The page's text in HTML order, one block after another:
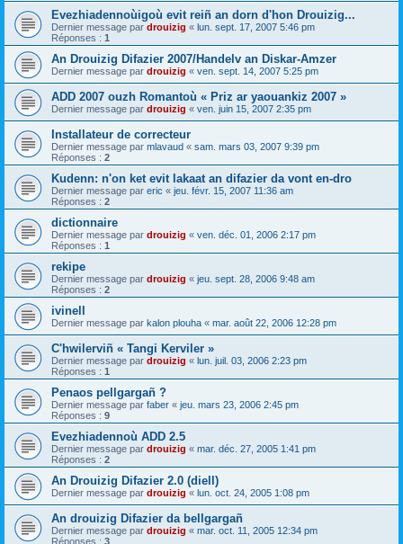
Evezhiadennoùigoù evit reiñ an dorn d'hon Drouizig...
Dernier message par drouizig « lun. sept. 17, 2007 5:46 pm
Réponses : 1
An Drouizig Difazier 2007/Handelv an Diskar-Amzer
Dernier message par drouizig « ven. sept. 14, 2007 5:25 pm
ADD 2007 ouzh Romantoù « Priz ar yaouankiz 2007 »
Dernier message par drouizig « ven. juin 15, 2007 2:35 pm
Installateur de correcteur
Dernier message par mlavaud « sam. mars 03, 2007 9:39 pm
Réponses : 2
Kudenn: n'on ket evit lakaat an difazier da vont en-dro
Dernier message par eric « jeu. févr. 15, 2007 11:36 am
Réponses : 2
dictionnaire
Dernier message par drouizig « ven. déc. 01, 2006 2:17 pm
Réponses : 1
rekipe
Dernier message par drouizig « jeu. sept. 28, 2006 9:48 am
Réponses : 2
ivinell
Dernier message par kalon plouha « mar. août 22, 2006 12:28 pm
C'hwilerviñ « Tangi Kerviler »
Dernier message par drouizig « lun. juil. 03, 2006 2:23 pm
Réponses : 1
Penaos pellgargañ ?
Dernier message par faber « jeu. mars 23, 2006 2:45 pm
Réponses : 9
Evezhiadennoù ADD 2.5
Dernier message par drouizig « mar. déc. 27, 2005 1:41 pm
Réponses : 2
An Drouizig Difazier 2.0 (diell)
Dernier message par drouizig « lun. oct. 24, 2005 1:08 pm
An drouizig Difazier da bellgargañ
Dernier message par drouizig « mar. oct. 11, 2005 12:34 pm
Réponses : 3